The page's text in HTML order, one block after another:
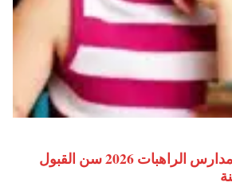
تفاصيل التقديم في مدارس الراهبات 2026 سن القبول